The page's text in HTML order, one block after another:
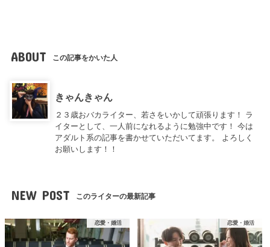
ABOUT この記事をかいた人
きゃんきゃん
２３歳おバカライター、若さをいかして頑張ります！ ラ
イターとして、一人前になれるように勉強中です！ 今は
アダルト系の記事を書かせていただいてます。 よろしく
お願いします！！
NEW POST このライターの最新記事
恋愛・婚活 恋愛・婚活